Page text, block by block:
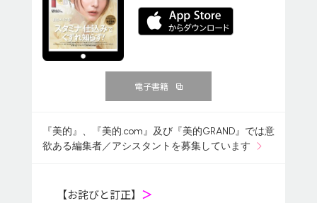
電子書籍
『美的』、『美的.com』及び『美的GRAND』では意
欲ある編集者／アシスタントを募集しています
【お詫びと訂正】 ＞